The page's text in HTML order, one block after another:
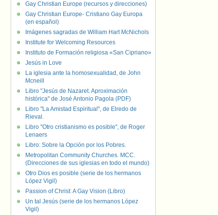
Gay Christian Europe (recursos y direcciones)
Gay Christian Europe- Cristiano Gay Europa
(en español)
Imágenes sagradas de William Hart McNichols
Institute for Welcoming Resources
Instituto de Formación religiosa «San Cipriano»
Jesús in Love
La iglesia ante la homosexualidad, de John
Mcneill
Libro "Jesús de Nazaret. Aproximación
histórica" de José Antonio Pagola (PDF)
Libro "La Amistad Espiritual", de Elredo de
Rieval.
Libro "Otro cristianismo es posible", de Roger
Lenaers
Libro: Sobre la Opción por los Pobres.
Metropolitan Community Churches. MCC.
(Direcciones de sus iglesias en todo el mundo)
Otro Dios es posible (serie de los hermanos
López Vigil)
Passion of Christ: A Gay Vision (Libro)
Un tal Jesús (serie de los hermanos López
Vigil)